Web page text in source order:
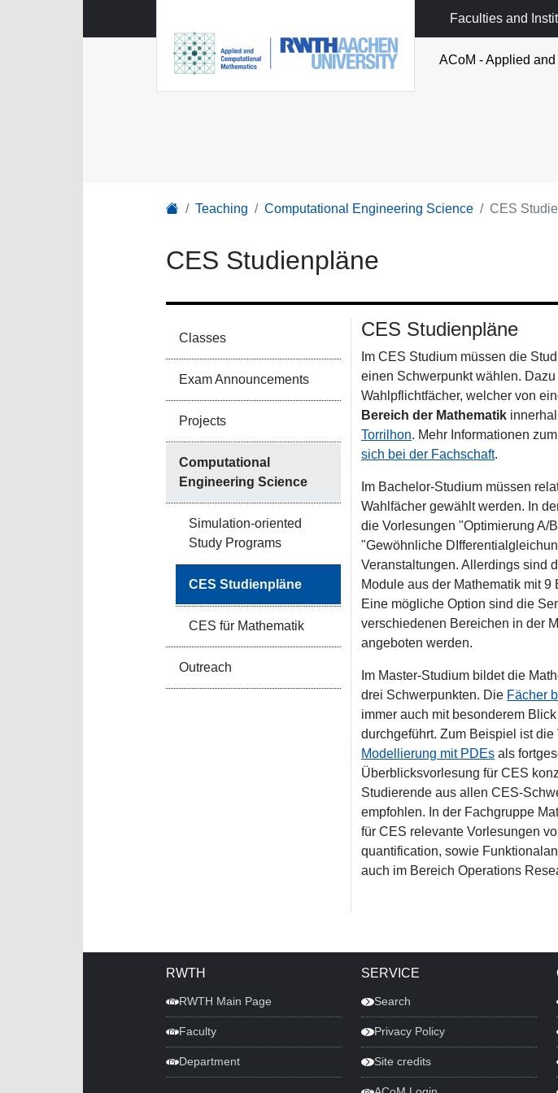
Faculties and
ACoM - Applied
Teaching Computational Engineering Science CES
CES Studienpläne
Classes
Exam Announcements
Projects
Computational
Engineering Science
Simulation-oriented
Study Programs
CES Studienpläne
CES für Mathematik
Outreach
CES Studienpläne
Im CES Studium müssen die
einen Schwerpunkt wählen.
Wahlpflichtfächer, welcher von
Bereich der Mathematik
Torrilhon. Mehr Informationen
sich bei der Fachschaft.
Im Bachelor-Studium müssen
Wahlfächer gewählt werden. In
die Vorlesungen "Optimierung A/
"Gewöhnliche
Veranstaltungen. Allerdings sind
Module aus der Mathematik mit 9
Eine mögliche Option sind die
verschiedenen Bereichen in der
angeboten werden.
Im Master-Studium bildet die
drei Schwerpunkten. Die Fächer
immer auch mit besonderem
durchgeführt. Zum Beispiel ist die
Modellierung mit PDEs als
Überblicksvorlesung für CES
Studierende aus allen CES-
empfohlen. In der Fachgruppe
für CES relevante Vorlesungen
quantification, sowie
auch im Bereich Operations
RWTH
RWTH Main Page
Faculty
Department
SERVICE
Search
Privacy Policy
Site credits